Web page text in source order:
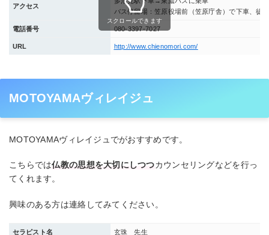
アクセス
バス停留場：笠原役場前（笠原庁舎）で下車、
電話番号 080-3397-7027
URL http://www.chienomori.com/
スクロールできます
MOTOYAMAヴィレイジュ
MOTOYAMAヴィレイジュでがおすすめです。
こちらでは仏教の思想を大切にしつつカウンセリングなどを行っ
てくれます。
興味のある方は連絡してみてください。
セラピスト名 玄珠 先生